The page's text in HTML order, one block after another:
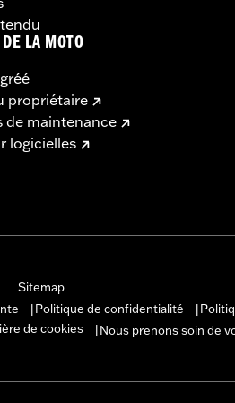
LA MOTO
propriétaire
de maintenance
logicielles
Sitemap
Politique de confidentialité
de cookies
Nous prenons soin de